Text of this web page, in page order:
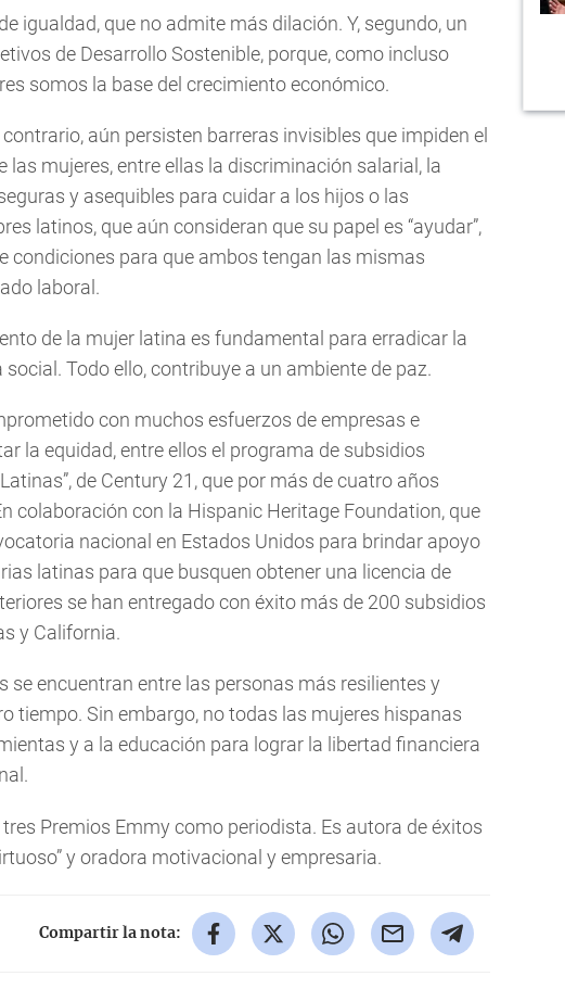
igualdad, que no admite más dilación. Y, segundo, un
de Desarrollo Sostenible, porque, como incluso
somos la base del crecimiento económico.
aún persisten barreras invisibles que impiden el
las mujeres, entre ellas la discriminación salarial, la
y asequibles para cuidar a los hijos o las
latinos, que aún consideran que su papel es “ayudar”,
condiciones para que ambos tengan las mismas
laboral.
de la mujer latina es fundamental para erradicar la
Todo ello, contribuye a un ambiente de paz.
con muchos esfuerzos de empresas e
la equidad, entre ellos el programa de subsidios
de Century 21, que por más de cuatro años
colaboración con la Hispanic Heritage Foundation, que
nacional en Estados Unidos para brindar apoyo
latinas para que busquen obtener una licencia de
se han entregado con éxito más de 200 subsidios
y California.
se encuentran entre las personas más resilientes y
tiempo. Sin embargo, no todas las mujeres hispanas
y a la educación para lograr la libertad financiera
Premios Emmy como periodista. Es autora de éxitos
y oradora motivacional y empresaria.
Compartir la nota: